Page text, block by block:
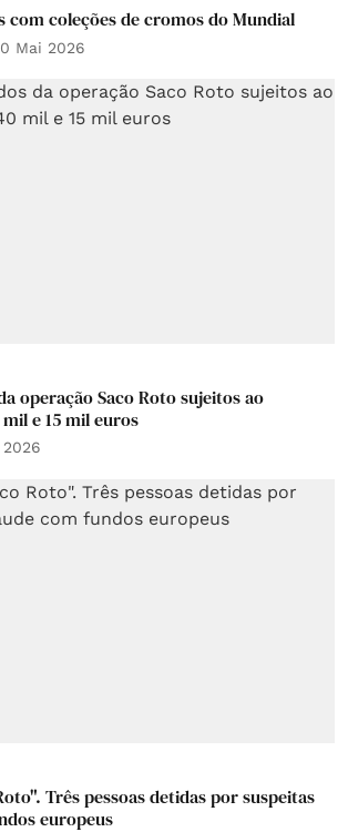
com coleções de cromos do Mundial
Mai 2026
operação Saco Roto sujeitos ao
e 15 mil euros
2026
Três pessoas detidas por suspeitas
europeus